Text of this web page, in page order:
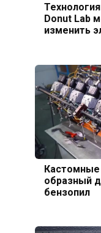
Donut Lab
изменить
Кастомные
образный
бензопил